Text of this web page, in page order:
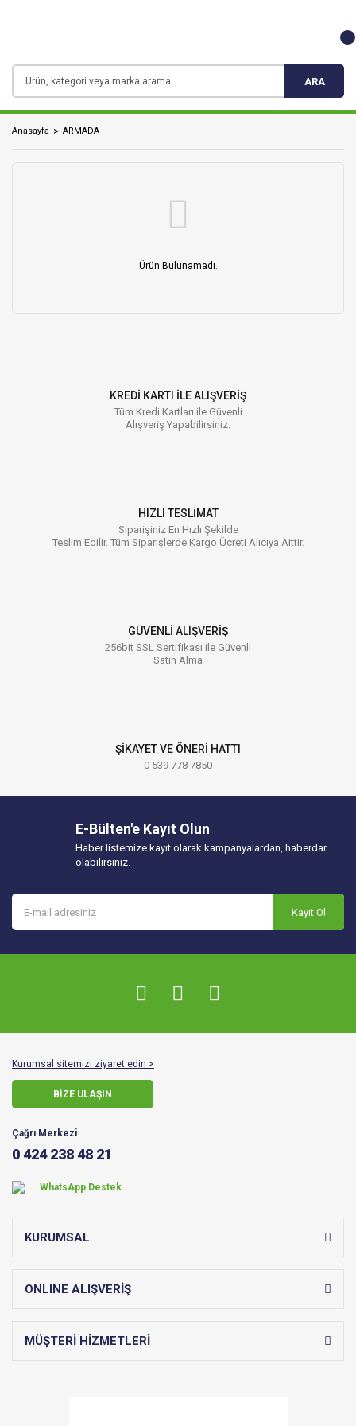
ARA
Anasayfa ARMADA
Ürün Bulunamadı.
KREDİ KARTI İLE ALIŞVERİŞ
Tüm Kredi Kartları ile Güvenli
Alışveriş Yapabilirsiniz.
HIZLI TESLİMAT
Siparişiniz En Hızlı Şekilde
Teslim Edilir. Tüm Siparişlerde Kargo Ücreti Alıcıya Aittir.
GÜVENLİ ALIŞVERİŞ
256bit SSL Sertifikası ile Güvenli
Satın Alma
ŞİKAYET VE ÖNERİ HATTI
0 539 778 7850
E-Bülten'e Kayıt Olun
Haber listemize kayıt olarak kampanyalardan, haberdar
olabilirsiniz.
Kayıt Ol
Kurumsal sitemizi ziyaret edin >
BİZE ULAŞIN
Çağrı Merkezi
0 424 238 48 21
WhatsApp Destek
KURUMSAL
ONLINE ALIŞVERİŞ
MÜŞTERİ HİZMETLERİ